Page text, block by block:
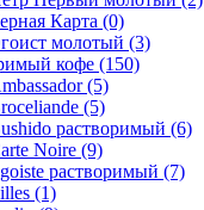
Карта (0)
молотый (3)
кофе (150)
(5)
(5)
растворимый (6)
Noire (9)
растворимый (7)
(1)